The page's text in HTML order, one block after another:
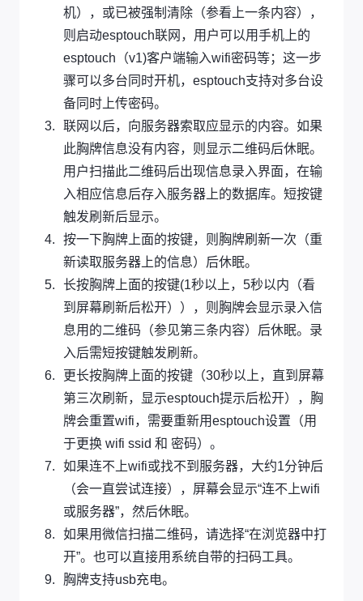
机），或已被强制清除（参看上一条内容），
则启动esptouch联网，用户可以用手机上的
esptouch（v1)客户端输入wifi密码等；这一步
骤可以多台同时开机，esptouch支持对多台设
备同时上传密码。
联网以后，向服务器索取应显示的内容。如果
此胸牌信息没有内容，则显示二维码后休眠。
用户扫描此二维码后出现信息录入界面，在输
入相应信息后存入服务器上的数据库。短按键
触发刷新后显示。
按一下胸牌上面的按键，则胸牌刷新一次（重
新读取服务器上的信息）后休眠。
长按胸牌上面的按键(1秒以上，5秒以内（看
到屏幕刷新后松开）），则胸牌会显示录入信
息用的二维码（参见第三条内容）后休眠。录
入后需短按键触发刷新。
更长按胸牌上面的按键（30秒以上，直到屏幕
第三次刷新，显示esptouch提示后松开），胸
牌会重置wifi，需要重新用esptouch设置（用
于更换 wifi ssid 和 密码）。
如果连不上wifi或找不到服务器，大约1分钟后
（会一直尝试连接），屏幕会显示“连不上wifi
或服务器”，然后休眠。
如果用微信扫描二维码，请选择“在浏览器中打
开”。也可以直接用系统自带的扫码工具。
胸牌支持usb充电。